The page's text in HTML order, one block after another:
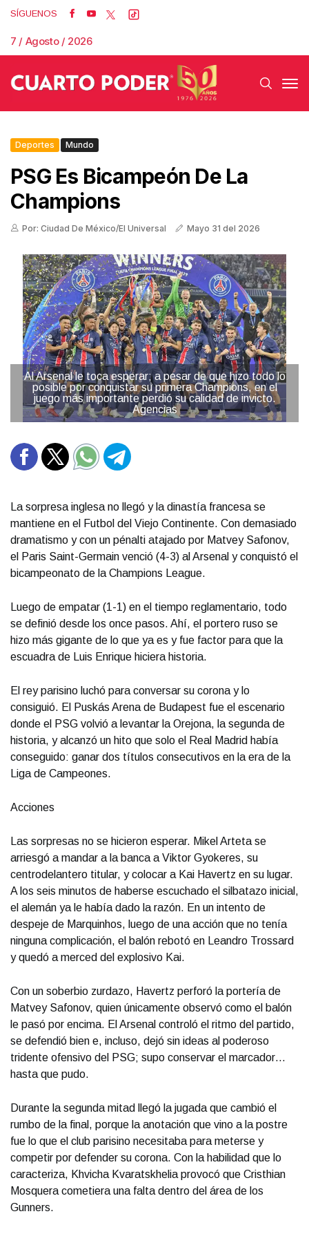
SÍGUENOS
7 / Agosto / 2026
Deportes Mundo
PSG Es Bicampeón De La
Champions
Por: Ciudad De México/El Universal Mayo 31 del 2026
Al Arsenal le toca esperar; a pesar de que hizo todo lo
posible por conquistar su primera Champions, en el
juego más importante perdió su calidad de invicto.
Agencias
La sorpresa inglesa no llegó y la dinastía francesa se
mantiene en el Futbol del Viejo Continente. Con demasiado
dramatismo y con un pénalti atajado por Matvey Safonov,
el Paris Saint-Germain venció (4-3) al Arsenal y conquistó el
bicampeonato de la Champions League.
Luego de empatar (1-1) en el tiempo reglamentario, todo
se definió desde los once pasos. Ahí, el portero ruso se
hizo más gigante de lo que ya es y fue factor para que la
escuadra de Luis Enrique hiciera historia.
El rey parisino luchó para conversar su corona y lo
consiguió. El Puskás Arena de Budapest fue el escenario
donde el PSG volvió a levantar la Orejona, la segunda de
historia, y alcanzó un hito que solo el Real Madrid había
conseguido: ganar dos títulos consecutivos en la era de la
Liga de Campeones.
Acciones
Las sorpresas no se hicieron esperar. Mikel Arteta se
arriesgó a mandar a la banca a Viktor Gyokeres, su
centrodelantero titular, y colocar a Kai Havertz en su lugar.
A los seis minutos de haberse escuchado el silbatazo inicial,
el alemán ya le había dado la razón. En un intento de
despeje de Marquinhos, luego de una acción que no tenía
ninguna complicación, el balón rebotó en Leandro Trossard
y quedó a merced del explosivo Kai.
Con un soberbio zurdazo, Havertz perforó la portería de
Matvey Safonov, quien únicamente observó como el balón
le pasó por encima. El Arsenal controló el ritmo del partido,
se defendió bien e, incluso, dejó sin ideas al poderoso
tridente ofensivo del PSG; supo conservar el marcador…
hasta que pudo.
Durante la segunda mitad llegó la jugada que cambió el
rumbo de la final, porque la anotación que vino a la postre
fue lo que el club parisino necesitaba para meterse y
competir por defender su corona. Con la habilidad que lo
caracteriza, Khvicha Kvaratskhelia provocó que Cristhian
Mosquera cometiera una falta dentro del área de los
Gunners.